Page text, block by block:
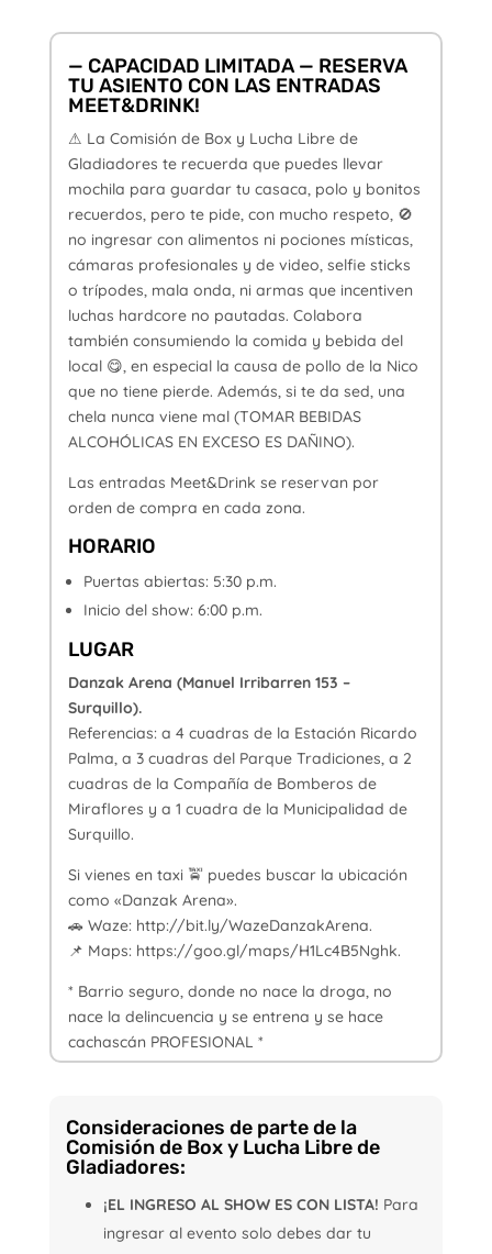
— CAPACIDAD LIMITADA — RESERVA
TU ASIENTO CON LAS ENTRADAS
MEET&DRINK!
⚠ La Comisión de Box y Lucha Libre de
Gladiadores te recuerda que puedes llevar
mochila para guardar tu casaca, polo y bonitos
recuerdos, pero te pide, con mucho respeto, 🚫
no ingresar con alimentos ni pociones místicas,
cámaras profesionales y de video, selfie sticks
o trípodes, mala onda, ni armas que incentiven
luchas hardcore no pautadas. Colabora
también consumiendo la comida y bebida del
local 😋, en especial la causa de pollo de la Nico
que no tiene pierde. Además, si te da sed, una
chela nunca viene mal (TOMAR BEBIDAS
ALCOHÓLICAS EN EXCESO ES DAÑINO).
Las entradas Meet&Drink se reservan por
orden de compra en cada zona.
HORARIO
Puertas abiertas: 5:30 p.m.
Inicio del show: 6:00 p.m.
LUGAR
Danzak Arena (Manuel Irribarren 153 –
Surquillo).
Referencias: a 4 cuadras de la Estación Ricardo
Palma, a 3 cuadras del Parque Tradiciones, a 2
cuadras de la Compañía de Bomberos de
Miraflores y a 1 cuadra de la Municipalidad de
Surquillo.
Si vienes en taxi 🚖 puedes buscar la ubicación
como «Danzak Arena».
🚗 Waze: http://bit.ly/WazeDanzakArena.
📌 Maps: https://goo.gl/maps/H1Lc4B5Nghk.
* Barrio seguro, donde no nace la droga, no
nace la delincuencia y se entrena y se hace
cachascán PROFESIONAL *
Consideraciones de parte de la
Comisión de Box y Lucha Libre de
Gladiadores:
¡EL INGRESO AL SHOW ES CON LISTA! Para
ingresar al evento solo debes dar tu